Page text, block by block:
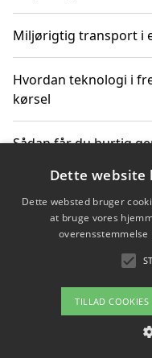
Miljørigtig transport i
Hvordan teknologi i
kørsel
Sådan får du hurtig
Sådan lærer du
Gentofte
Om /
Dette website
Dette websted bruger
at bruge vores
TILLAD COOKIES